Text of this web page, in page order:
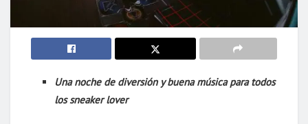
Una noche de diversión y buena música para todos
los sneaker lover